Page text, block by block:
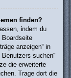
finden?
indem du
Boardseite
anzeigen“ in
suchen“
die erweiterte
Trage dort die